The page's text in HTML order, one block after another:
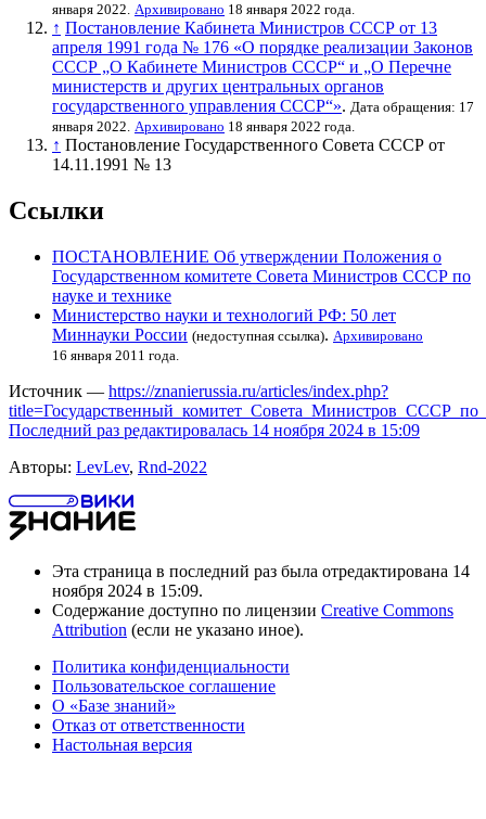
января 2022. Архивировано 18 января 2022 года.
↑ Постановление Кабинета Министров СССР от 13
апреля 1991 года № 176 «О порядке реализации Законов
СССР „О Кабинете Министров СССР“ и „О Перечне
министерств и других центральных органов
государственного управления СССР“». Дата обращения: 17
января 2022. Архивировано 18 января 2022 года.
↑ Постановление Государственного Совета СССР от
14.11.1991 № 13
Ссылки
ПОСТАНОВЛЕНИЕ Об утверждении Положения о
Государственном комитете Совета Министров СССР по
науке и технике
Министерство науки и технологий РФ: 50 лет
Миннауки России (недоступная ссылка). Архивировано
16 января 2011 года.
Источник — https://znanierussia.ru/articles/index.php?
Последний раз редактировалась 14 ноября 2024 в 15:09
Авторы: LevLev, Rnd-2022
Эта страница в последний раз была отредактирована 14
ноября 2024 в 15:09.
Содержание доступно по лицензии Creative Commons
Attribution (если не указано иное).
Политика конфиденциальности
Пользовательское соглашение
О «Базе знаний»
Отказ от ответственности
Настольная версия